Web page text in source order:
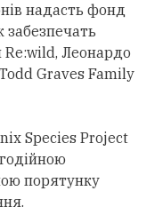
надасть фонд
забезпечать
Re:wild, Леонардо
Graves Family
Species Project
порятунку